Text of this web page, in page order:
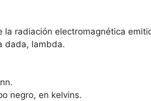
la radiación electromagnética
dada, lambda.
negro, en kelvins.